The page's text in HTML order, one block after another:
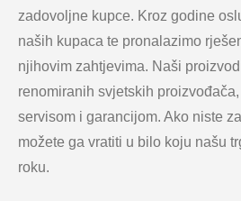
zadovoljne kupce. Kroz godine
naših kupaca te pronalazimo
njihovim zahtjevima. Naši
renomiranih svjetskih
servisom i garancijom. Ako niste
možete ga vratiti u bilo koju našu
roku.